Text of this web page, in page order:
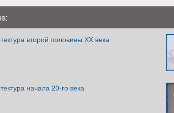
второй половины ХХ века
начала 20-го века